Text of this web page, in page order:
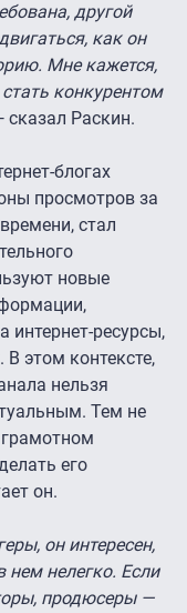
другой
как он
Мне кажется,
конкурентом
сказал Раскин.
блогах
просмотров за
стал
новые
интернет-ресурсы,
этом контексте,
нельзя
Тем не
его
он.
он интересен,
нем нелегко. Если
продюсеры —